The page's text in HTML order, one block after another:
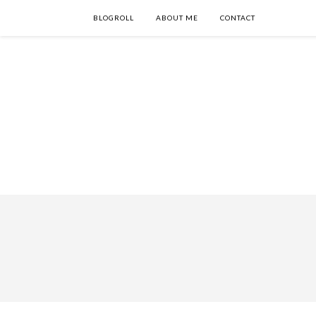
BLOGROLL ABOUT ME CONTACT